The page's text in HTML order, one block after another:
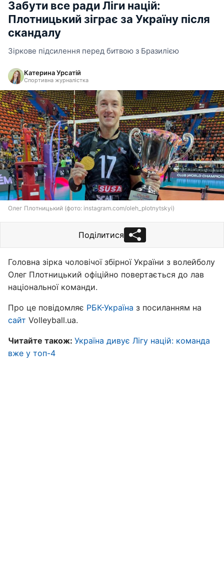
Забути все ради Ліги націй:
Плотницький зіграє за Україну після
скандалу
Зіркове підсилення перед битвою з Бразилією
Катерина Урсатій
Спортивна журналістка
Олег Плотницький (фото: instagram.com/oleh_plotnytskyi)
Поділитися
Головна зірка чоловічої збірної України з волейболу
Олег Плотницький офіційно повертається до лав
національної команди.
Про це повідомляє РБК-Україна з посиланням на
сайт Volleyball.ua.
Читайте також: Україна дивує Лігу націй: команда
вже у топ-4